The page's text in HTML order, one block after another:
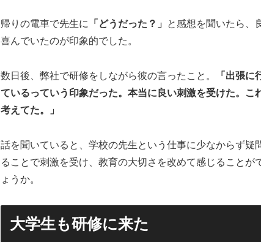
帰りの電車で先生に 「どうだった？」
と感想を聞いたら、
喜んでいたのが印象的でした。
数日後、弊社で研修をしながら彼の言ったこと。
「出張
ているっていう印象だった。本当に良い刺激を受けた。
考えてた。」
話を聞いていると、学校の先生という仕事に少なからず疑
ることで刺激を受け、教育の大切さを改めて感じること
ょうか。
大学生も研修に来た